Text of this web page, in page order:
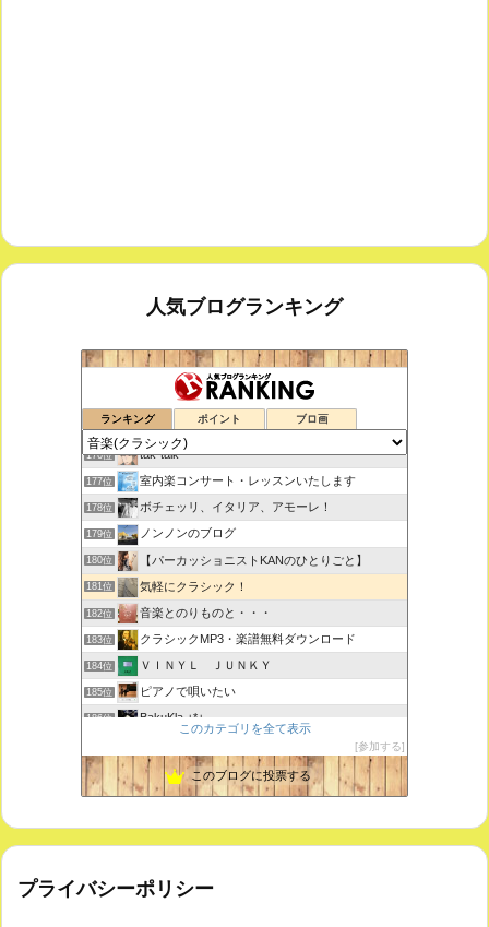
人気ブログランキング
ランキング ポイント ブロ画
鑑賞空間・忘れられない作品
175位 思えば遠くへ来たもんだ
176位 tak-talk
177位 室内楽コンサート・レッスンいたします
178位 ボチェッリ、イタリア、アモーレ！
179位 ノンノンのブログ
180位 【パーカッショニストKANのひとりごと】
181位 気軽にクラシック！
182位 音楽とのりものと・・・
183位 クラシックMP3・楽譜無料ダウンロード
184位 ＶＩＮＹＬ ＪＵＮＫＹ
185位 ピアノで唄いたい
186位 BakuKla +*+
188位 ときどき書きます♪
このカテゴリを全て表示
参加する
このブログに投票する
プライバシーポリシー